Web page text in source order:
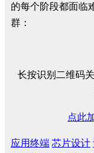
的每个阶段都面临
群：
长按识别二维码
点此
应用终端 芯片设计